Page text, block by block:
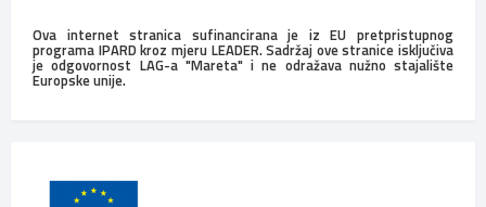
Ova internet stranica sufinancirana je iz EU pretpristupnog
programa IPARD kroz mjeru LEADER. Sadržaj ove stranice isključiva
je odgovornost LAG-a "Mareta" i ne odražava nužno stajalište
Europske unije.